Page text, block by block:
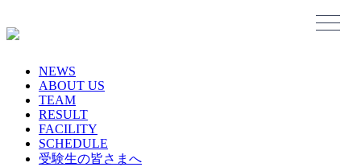
to
NEWS
ABOUT US
TEAM
RESULT
FACILITY
SCHEDULE
受験生の皆さまへ